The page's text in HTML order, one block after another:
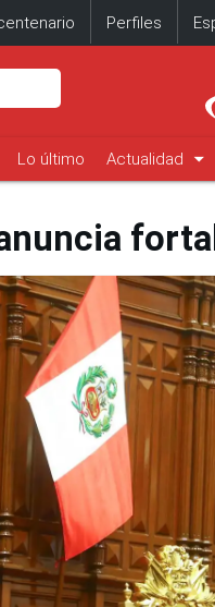
Perfiles
Lo último Actualidad arrow_drop_down